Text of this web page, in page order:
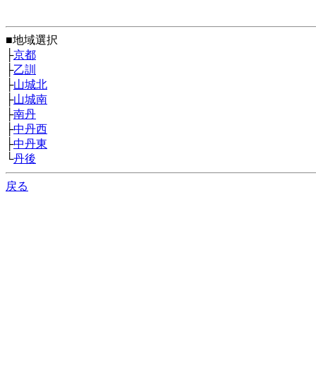
■地域選択
├京都
├乙訓
├山城北
├山城南
├南丹
├中丹西
├中丹東
└丹後
戻る